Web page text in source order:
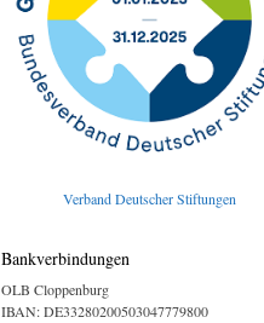
Verband Deutscher Stiftungen
Bankverbindungen
OLB Cloppenburg
IBAN: DE33280200503047779800